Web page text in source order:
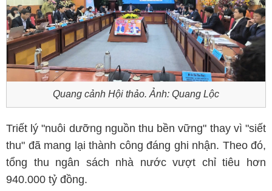
Quang cảnh Hội thảo. Ảnh: Quang Lộc
Triết lý "nuôi dưỡng nguồn thu bền vững" thay vì "siết
thu" đã mang lại thành công đáng ghi nhận. Theo đó,
tổng thu ngân sách nhà nước vượt chỉ tiêu hơn
940.000 tỷ đồng.